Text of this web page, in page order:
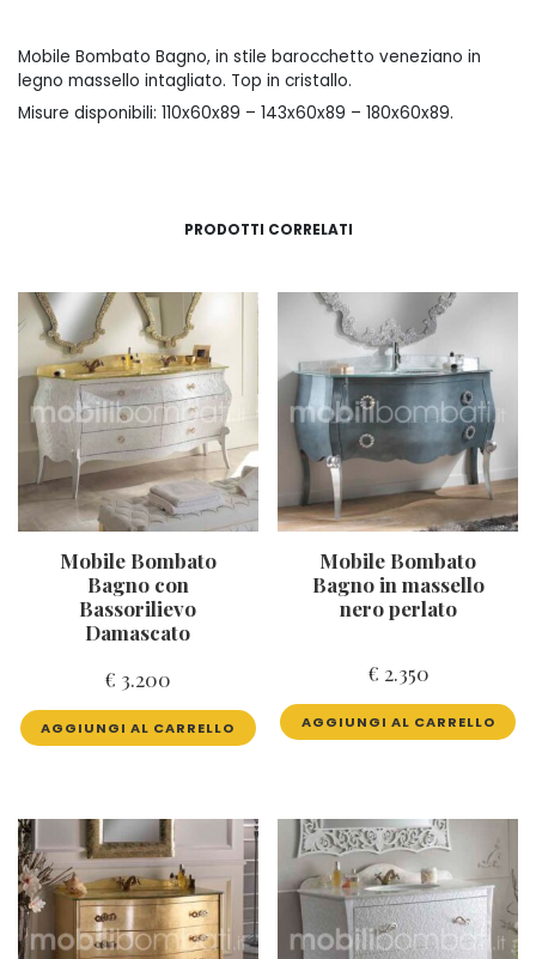
Mobile Bombato Bagno, in stile barocchetto veneziano in
legno massello intagliato. Top in cristallo.
Misure disponibili: 110x60x89 – 143x60x89 – 180x60x89.
PRODOTTI CORRELATI
Mobile Bombato
Bagno con
Bassorilievo
Damascato
€ 3.200
AGGIUNGI AL CARRELLO
Mobile Bombato
Bagno in massello
nero perlato
€ 2.350
AGGIUNGI AL CARRELLO